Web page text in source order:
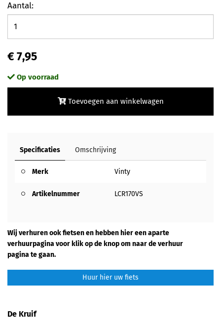
Aantal:
€ 7,95
Op voorraad
Toevoegen aan winkelwagen
Specificaties Omschrijving
Merk Vinty
Artikelnummer LCR170VS
Wij verhuren ook fietsen en hebben hier een aparte
verhuurpagina voor klik op de knop om naar de verhuur
pagina te gaan.
Huur hier uw fiets
De Kruif